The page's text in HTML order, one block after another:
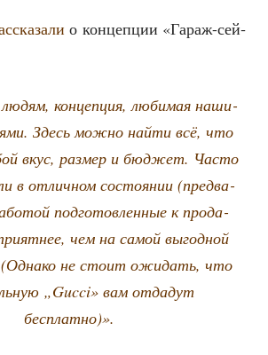
о кон­цеп­ции «Гараж-сей­
кон­цеп­ция, люби­мая наши­
Здесь мож­но най­ти всё, что
вкус, раз­мер и бюд­жет. Часто
в отлич­ном состо­я­нии (пред­ва­
под­го­тов­лен­ные к про­да­
чем на самой выгод­ной
не сто­ит ожи­дать, что
„Gucci» вам отда­дут
бесплатно)».